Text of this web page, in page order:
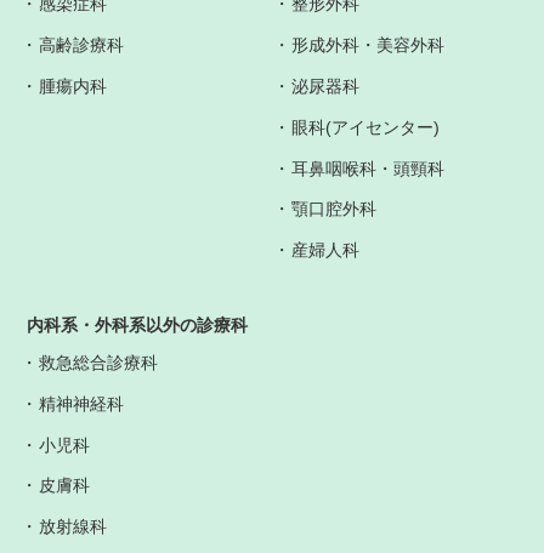
感染症科
高齢診療科
腫瘍内科
整形外科
形成外科・美容外科
泌尿器科
眼科(アイセンター)
耳鼻咽喉科・頭頸科
顎口腔外科
産婦人科
内科系・外科系以外の診療科
救急総合診療科
精神神経科
小児科
皮膚科
放射線科